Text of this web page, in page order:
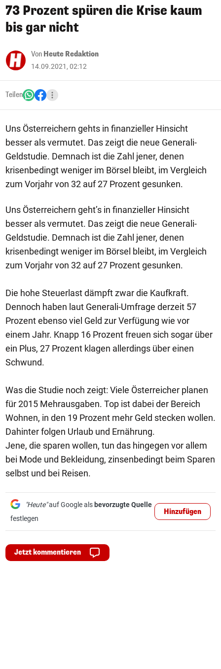
73 Prozent spüren die Krise kaum
bis gar nicht
Von Heute Redaktion
14.09.2021, 02:12
Teilen
Uns Österreichern gehts in finanzieller Hinsicht
besser als vermutet. Das zeigt die neue Generali-
Geldstudie. Demnach ist die Zahl jener, denen
krisenbedingt weniger im Börsel bleibt, im Vergleich
zum Vorjahr von 32 auf 27 Prozent gesunken.
Uns Österreichern geht’s in finanzieller Hinsicht
besser als vermutet. Das zeigt die neue Generali-
Geldstudie. Demnach ist die Zahl jener, denen
krisenbedingt weniger im Börsel bleibt, im Vergleich
zum Vorjahr von 32 auf 27 Prozent gesunken.
Die hohe Steuerlast dämpft zwar die Kaufkraft.
Dennoch haben laut Generali-Umfrage derzeit 57
Prozent ebenso viel Geld zur Verfügung wie vor
einem Jahr. Knapp 16 Prozent freuen sich sogar über
ein Plus, 27 Prozent klagen allerdings über einen
Schwund.
Was die Studie noch zeigt: Viele Österreicher planen
für 2015 Mehrausgaben. Top ist dabei der Bereich
Wohnen, in den 19 Prozent mehr Geld stecken wollen.
Dahinter folgen Urlaub und Ernährung.
Jene, die sparen wollen, tun das hingegen vor allem
bei Mode und Bekleidung, zinsenbedingt beim Sparen
selbst und bei Reisen.
"Heute"auf Google als bevorzugte Quelle
festlegen
Hinzufügen
Jetzt kommentieren